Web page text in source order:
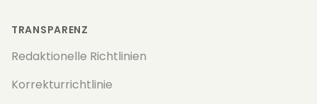
TRANSPARENZ
Redaktionelle Richtlinien
Korrekturrichtlinie